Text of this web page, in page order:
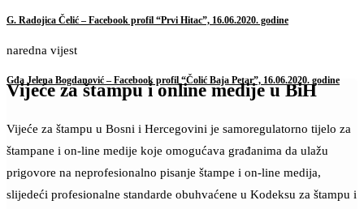
G. Radojica Čelić – Facebook profil “Prvi Hitac”, 16.06.2020. godine
naredna vijest
Gđa Jelena Bogdanović – Facebook profil “Čolić Baja Petar”, 16.06.2020. godine
Vijeće za štampu i online medije u BiH
Vijeće za štampu u Bosni i Hercegovini je samoregulatorno tijelo za
štampane i on-line medije koje omogućava građanima da ulažu
prigovore na neprofesionalno pisanje štampe i on-line medija,
slijedeći profesionalne standarde obuhvaćene u Kodeksu za štampu i